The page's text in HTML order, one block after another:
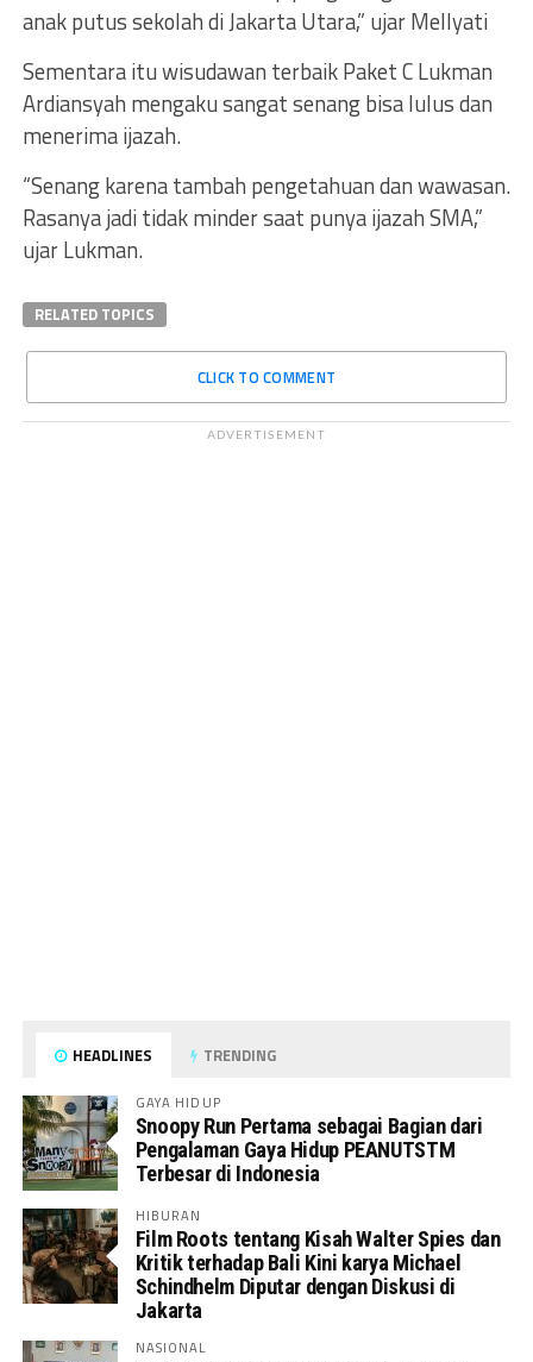
anak putus sekolah di Jakarta Utara,” ujar Mellyati
Sementara itu wisudawan terbaik Paket C Lukman
Ardiansyah mengaku sangat senang bisa lulus dan
menerima ijazah.
“Senang karena tambah pengetahuan dan wawasan.
Rasanya jadi tidak minder saat punya ijazah SMA,”
ujar Lukman.
RELATED TOPICS
CLICK TO COMMENT
ADVERTISEMENT
HEADLINES TRENDING
GAYA HIDUP
Snoopy Run Pertama sebagai Bagian dari
Pengalaman Gaya Hidup PEANUTSTM
Terbesar di Indonesia
HIBURAN
Film Roots tentang Kisah Walter Spies dan
Kritik terhadap Bali Kini karya Michael
Schindhelm Diputar dengan Diskusi di
Jakarta
NASIONAL